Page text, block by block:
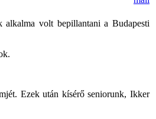
alkalma volt bepillantani a Budapesti
Ezek után kísérő seniorunk, Ikker